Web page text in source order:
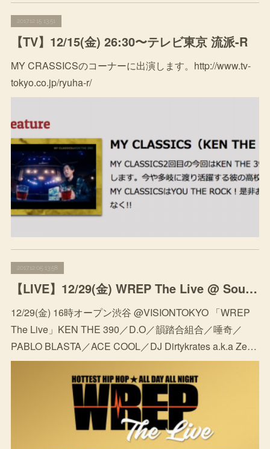
2017.12.15 13:51
【TV】12/15(金) 26:30〜テレビ東京 流派-R
MY CRASSICSのコーナーに出演します。http://www.tv-
tokyo.co.jp/ryuha-r/
2017.12.05 13:58
【LIVE】12/29(金) WREP The Live @ Sound Museum VISION
12/29(金) 16時オープン渋谷 @VISIONTOKYO 「WREP
The Live」KEN THE 390／D.O／韻踏合組合／唾奇／
PABLO BLASTA／ACE COOL／DJ Dirtykrates a.k.a Ze…